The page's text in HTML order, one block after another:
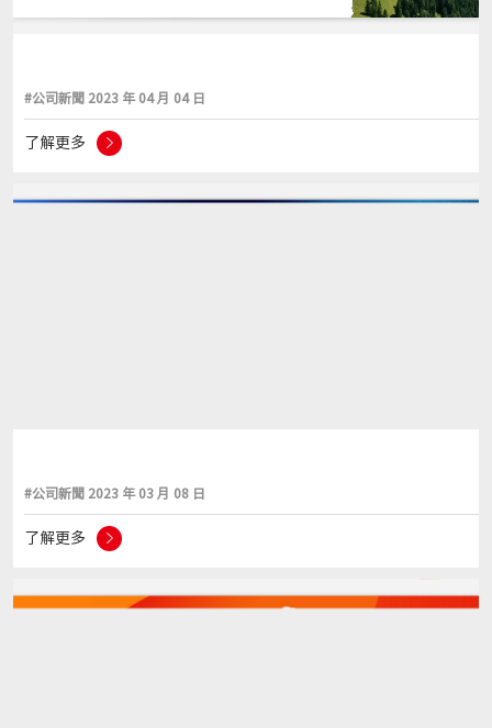
#公司新聞 2023 年 04 月 04 日
了解更多
#公司新聞 2023 年 03 月 08 日
了解更多